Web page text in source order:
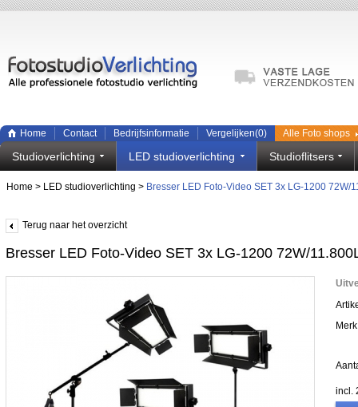
Home Contact Bedrijfsinformatie Vergelijken(0) Alle Foto shops
Studioverlichting LED studioverlichting Studioflitsers
Home > LED studioverlichting > Bresser LED Foto-Video SET 3x LG-1200 72W/
Terug naar het overzicht
Bresser LED Foto-Video SET 3x LG-1200 72W/
incl.